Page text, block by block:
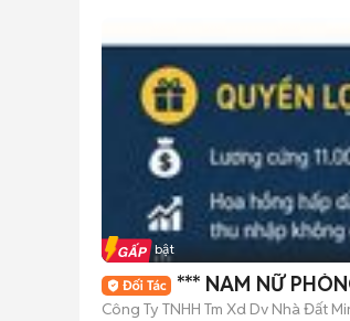
Tin nổi bật
*** NAM NỮ
Công Ty TNHH Tm Xd Dv Nhà Đất